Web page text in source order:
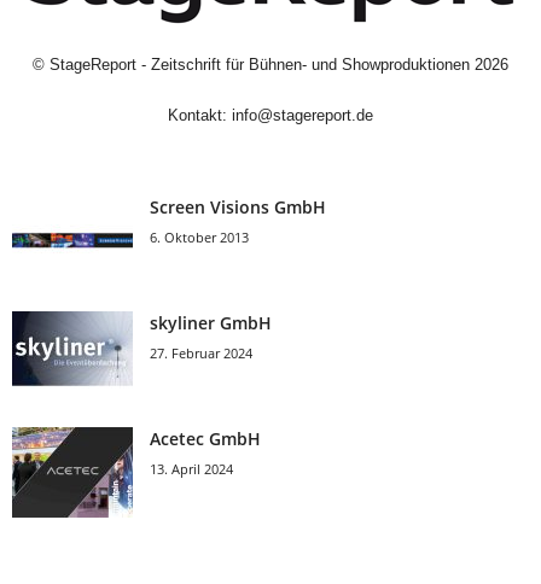
© StageReport - Zeitschrift für Bühnen- und Showproduktionen 2026
Kontakt: info@stagereport.de
Screen Visions GmbH
6. Oktober 2013
skyliner GmbH
27. Februar 2024
Acetec GmbH
13. April 2024